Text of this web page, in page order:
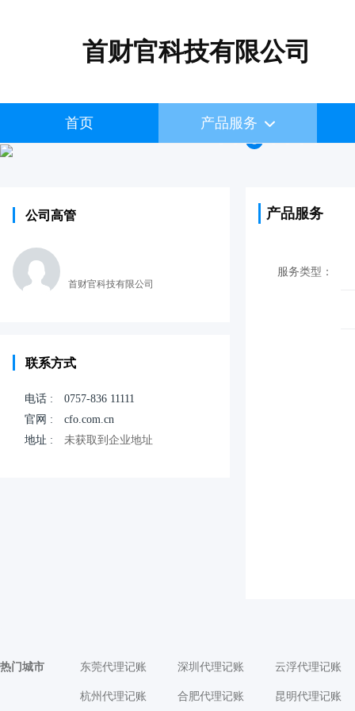
首财官科技有限公司
首页 产品服务
公司高管
首财官科技有限公司
联系方式
电话 :
0757-836 11111
官网 :
cfo.com.cn
地址 :
未获取到企业地址
产品服务
服务类型：
热门城市 东莞代理记账 深圳代理记账 云浮代理记账
杭州代理记账 合肥代理记账 昆明代理记账